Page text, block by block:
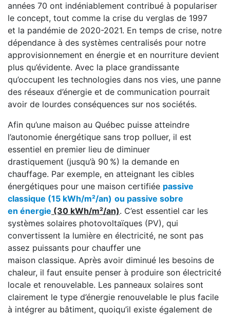
années 70 ont indéniablement contribué à populariser
le concept, tout comme la crise du verglas de 1997
et la pandémie de 2020-2021. En temps de crise, notre
dépendance à des systèmes centralisés pour notre
approvisionnement en énergie et en nourriture devient
plus qu’évidente. Avec la place grandissante
qu’occupent les technologies dans nos vies, une panne
des réseaux d’énergie et de communication pourrait
avoir de lourdes conséquences sur nos sociétés.
Afin qu’une maison au Québec puisse atteindre
l’autonomie énergétique sans trop polluer, il est
essentiel en premier lieu de diminuer
drastiquement (jusqu’à 90 %) la demande en
chauffage. Par exemple, en atteignant les cibles
énergétiques pour une maison certifiée passive
classique (15 kWh/m²/an) ou passive sobre
en énergie (30 kWh/m²/an). C’est essentiel car les
systèmes solaires photovoltaïques (PV), qui
convertissent la lumière en électricité, ne sont pas
assez puissants pour chauffer une
maison classique. Après avoir diminué les besoins de
chaleur, il faut ensuite penser à produire son électricité
locale et renouvelable. Les panneaux solaires sont
clairement le type d’énergie renouvelable le plus facile
à intégrer au bâtiment, quoiqu’il existe également de